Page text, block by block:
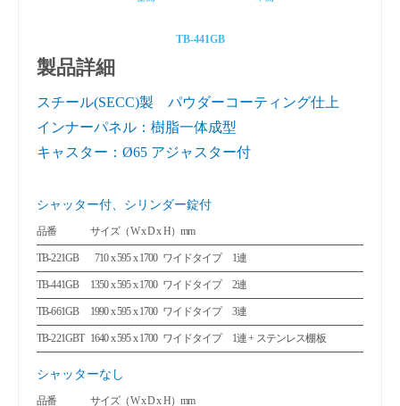
TB-441GB
製品詳細
スチール(SECC)製 パウダーコーティング仕上
インナーパネル：樹脂一体成型
キャスター：Ø65 アジャスター付
シャッター付、シリンダー錠付
品番 サイズ（W x D x H）mm
TB-221GB 0710 x 595 x 1700 ワイドタイプ 1連
TB-441GB 1350 x 595 x 1700 ワイドタイプ 2連
TB-661GB 1990 x 595 x 1700 ワイドタイプ 3連
TB-221GBT 1640 x 595 x 1700 ワイドタイプ 1連 + ステンレス棚板
シャッターなし
品番 サイズ（W x D x H）mm